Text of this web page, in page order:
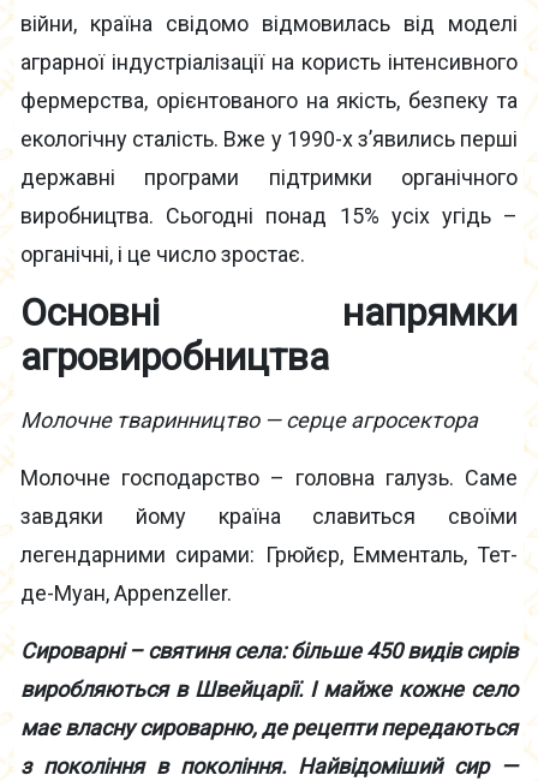
війни, країна свідомо відмовилась від моделі
аграрної індустріалізації на користь інтенсивного
фермерства, орієнтованого на якість, безпеку та
екологічну сталість. Вже у 1990-х з’явились перші
державні програми підтримки органічного
виробництва. Сьогодні понад 15% усіх угідь –
органічні, і це число зростає.
Основні напрямки
агровиробництва
Молочне тваринництво — серце агросектора
Молочне господарство – головна галузь. Саме
завдяки йому країна славиться своїми
легендарними сирами: Грюйєр, Емменталь, Тет-
де-Муан, Appenzeller.
Сироварні – святиня села: більше 450 видів сирів
виробляються в Швейцарії. І майже кожне село
має власну сироварню, де рецепти передаються
з покоління в покоління. Найвідоміший сир —